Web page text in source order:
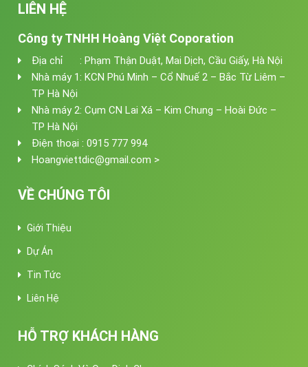
LIÊN HỆ
Công ty TNHH Hoàng Việt Coporation
Địa chỉ : Phạm Thận Duật, Mai Dịch, Cầu Giấy, Hà Nội
Nhà máy 1: KCN Phú Minh – Cổ Nhuế 2 – Bắc Từ Liêm –
TP Hà Nội
Nhà máy 2: Cụm CN Lai Xá – Kim Chung – Hoài Đức –
TP Hà Nội
Điện thoại : 0915 777 994
Hoangviettdic@gmail.com >
VỀ CHÚNG TÔI
Giới Thiệu
Dự Án
Tin Tức
Liên Hệ
HỖ TRỢ KHÁCH HÀNG